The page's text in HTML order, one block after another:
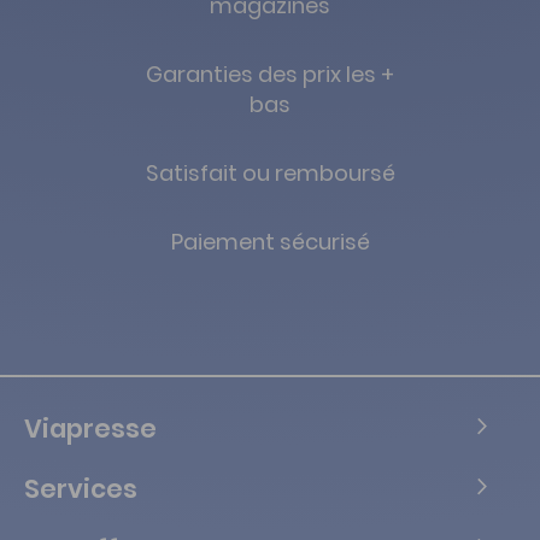
Garanties des prix les +
bas
Satisfait ou remboursé
Paiement sécurisé
Viapresse
Services